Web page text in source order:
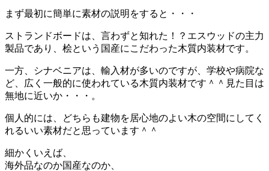
まず最初に簡単に素材の説明をすると・・・
ストランドボードは、言わずと知れた！？エスウッドの主力
製品であり、桧という国産にこだわった木質内装材です。
一方、シナベニアは、輸入材が多いのですが、学校や病院な
ど、広く一般的に使われている木質内装材です＾＾見た目は
無地に近いか・・・。
個人的には、どちらも建物を居心地のよい木の空間にしてく
れるいい素材だと思っています＾＾
細かくいえば、
海外品なのか国産なのか、